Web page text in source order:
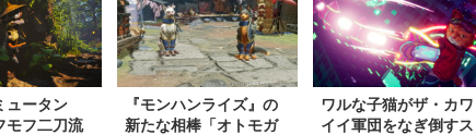
ュータン
モフ二刀流
『モンハンライズ』の
新たな相棒「オトモガ
ワルな子猫がザ・カワ
イイ軍団をなぎ倒すス